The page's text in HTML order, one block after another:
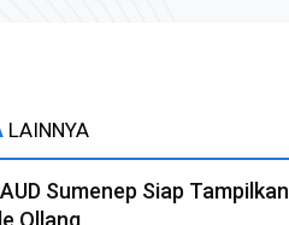
LAINNYA
Sumenep Siap Tampilkan
Ollang